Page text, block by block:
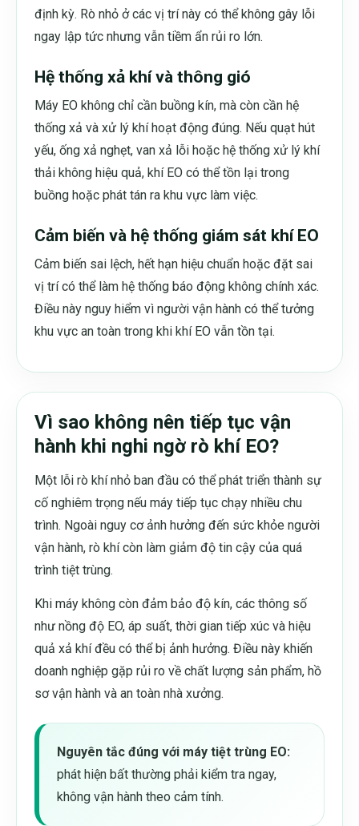
định kỳ. Rò nhỏ ở các vị trí này có thể không gây lỗi
ngay lập tức nhưng vẫn tiềm ẩn rủi ro lớn.
Hệ thống xả khí và thông gió
Máy EO không chỉ cần buồng kín, mà còn cần hệ
thống xả và xử lý khí hoạt động đúng. Nếu quạt hút
yếu, ống xả nghẹt, van xả lỗi hoặc hệ thống xử lý khí
thải không hiệu quả, khí EO có thể tồn lại trong
buồng hoặc phát tán ra khu vực làm việc.
Cảm biến và hệ thống giám sát khí EO
Cảm biến sai lệch, hết hạn hiệu chuẩn hoặc đặt sai
vị trí có thể làm hệ thống báo động không chính xác.
Điều này nguy hiểm vì người vận hành có thể tưởng
khu vực an toàn trong khi khí EO vẫn tồn tại.
Vì sao không nên tiếp tục vận
hành khi nghi ngờ rò khí EO?
Một lỗi rò khí nhỏ ban đầu có thể phát triển thành sự
cố nghiêm trọng nếu máy tiếp tục chạy nhiều chu
trình. Ngoài nguy cơ ảnh hưởng đến sức khỏe người
vận hành, rò khí còn làm giảm độ tin cậy của quá
trình tiệt trùng.
Khi máy không còn đảm bảo độ kín, các thông số
như nồng độ EO, áp suất, thời gian tiếp xúc và hiệu
quả xả khí đều có thể bị ảnh hưởng. Điều này khiến
doanh nghiệp gặp rủi ro về chất lượng sản phẩm, hồ
sơ vận hành và an toàn nhà xưởng.
Nguyên tắc đúng với máy tiệt trùng EO:
phát hiện bất thường phải kiểm tra ngay,
không vận hành theo cảm tính.